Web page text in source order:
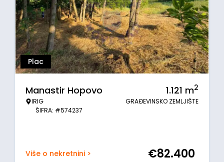
Plac
Manastir Hopovo
IRIG
ŠIFRA: #574237
1.121 m2
GRAĐEVINSKO ZEMLJIŠTE
Više o nekretnini > €82.400